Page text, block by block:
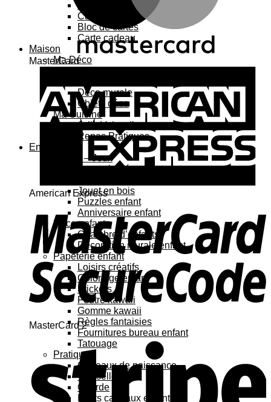
MasterCard
American Express
MasterCard 2
Carte à sticker
Bloc de cartes
Carte cadeau
Maison
Ma Déco
Déco murale
Objets déco
Ma Cuisine
Jolie Vaisselle
Repas Pratiques
Enfant
Jouets – Jeux
Jouets bébé
Jouet en bois
Puzzles enfant
Anniversaire enfant
Déco enfant
Chambre d’enfants
Décoration murale enfant
Papeterie enfant
Loisirs créatifs
Coloriage enfant
Stickers
Feutre kawaii
Gomme kawaii
Règles fantaisies
Fournitures bureau enfant
Tatouage
Pratique
Cadeaux de naissance
Vaisselle
Gourde
Petits cadeaux enfant